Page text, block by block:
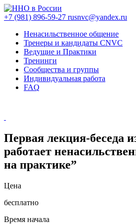
+7 (981) 896-59-27 rusnvc@yandex.ru
Ненасильственное общение
Тренеры и кандидаты CNVC
Ведущие и Практики
Тренинги
Сообщества и группы
Индивидуальная работа
FAQ
Первая лекция-беседа
работает
на практике”
Цена
бесплатно
Время начала